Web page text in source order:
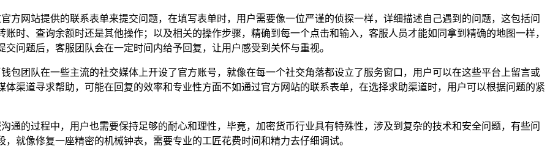
方网站提供的联系表单来提交问题，在填写表单时，用户需要像一位严谨的侦探一样，详细描述自己遇到的问题，这包括问
时、查询余额时还是其他操作；以及相关的操作步骤，精确到每一个点击和输入，客服人员才能如同拿到精确的地图一样，
问题后，客服团队会在一定时间内给予回复，让用户感受到关怀与重视。
包团队在一些主流的社交媒体上开设了官方账号，就像在每一个社交角落都设立了服务窗口，用户可以在这些平台上留言或
渠道寻求帮助，可能在回复的效率和专业性方面不如通过官方网站的联系表单，在选择求助渠道时，用户可以根据问题的紧
通的过程中，用户也需要保持足够的耐心和理性，毕竟，加密货币行业具有特殊性，涉及到复杂的技术和安全问题，有些问
就像修复一座精密的机械钟表，需要专业的工匠花费时间和精力去仔细调试。